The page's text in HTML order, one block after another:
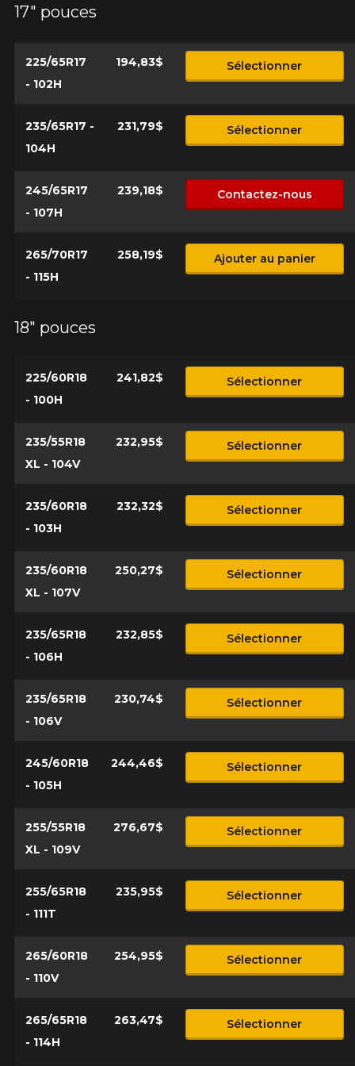
17" pouces
225/65R17
- 102H
194,83$ Sélectionner
235/65R17 -
104H
231,79$ Sélectionner
245/65R17
- 107H
239,18$ Contactez-nous
265/70R17
- 115H
258,19$ Ajouter au panier
18" pouces
225/60R18
- 100H
241,82$ Sélectionner
235/55R18
XL - 104V
232,95$ Sélectionner
235/60R18
- 103H
232,32$ Sélectionner
235/60R18
XL - 107V
250,27$ Sélectionner
235/65R18
- 106H
232,85$ Sélectionner
235/65R18
- 106V
230,74$ Sélectionner
245/60R18
- 105H
244,46$ Sélectionner
255/55R18
XL - 109V
276,67$ Sélectionner
255/65R18
- 111T
235,95$ Sélectionner
265/60R18
- 110V
254,95$ Sélectionner
265/65R18
- 114H
263,47$ Sélectionner
Annuler
*Attention cette dimension représente une possibilité
l'exactitude de l'information sur votre véhicule directement
avant de commander.